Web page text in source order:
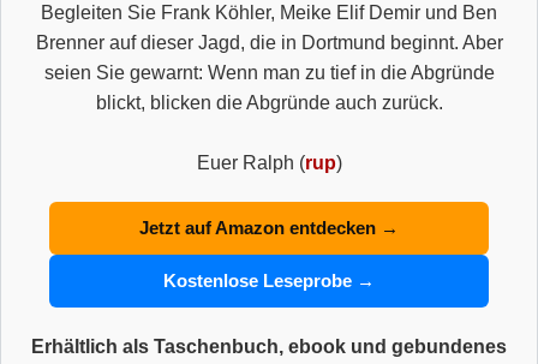
Begleiten Sie Frank Köhler, Meike Elif Demir und Ben
Brenner auf dieser Jagd, die in Dortmund beginnt. Aber
seien Sie gewarnt: Wenn man zu tief in die Abgründe
blickt, blicken die Abgründe auch zurück.
Euer Ralph (rup)
Jetzt auf Amazon entdecken →
Kostenlose Leseprobe →
Erhältlich als Taschenbuch, ebook und gebundenes